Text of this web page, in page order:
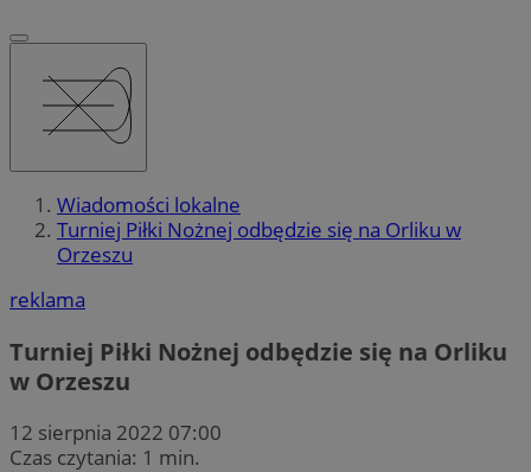
Wiadomości lokalne
Turniej Piłki Nożnej odbędzie się na Orliku w
Orzeszu
reklama
Turniej Piłki Nożnej odbędzie się na Orliku
w Orzeszu
12 sierpnia 2022 07:00
Czas czytania: 1 min.